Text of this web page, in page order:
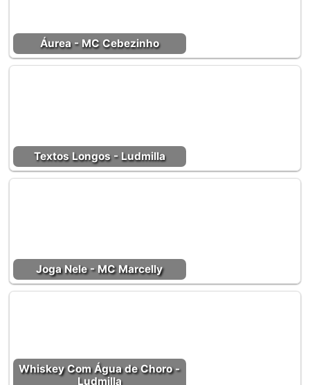
Áurea - MC Cebezinho
Textos Longos - Ludmilla
Joga Nele - MC Marcelly
Whiskey Com Água de Choro -
Ludmilla